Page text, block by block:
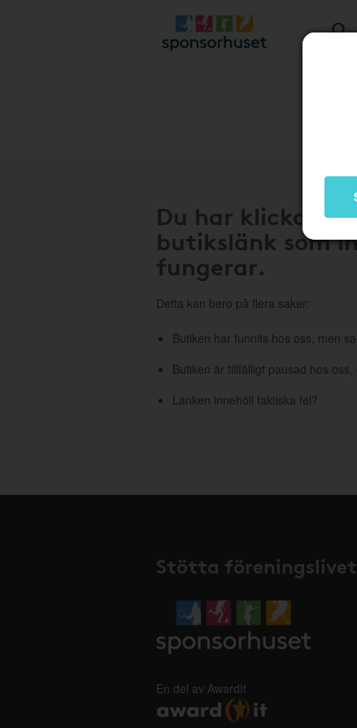
Du har klickat
butikslänk som
fungerar.
Detta kan bero på flera saker:
Butiken har funnits hos oss, men
Butiken är tillfälligt pausad hos
Länken innehöll faktiska fel?
Stötta föreningslivet
En del av AwardIt